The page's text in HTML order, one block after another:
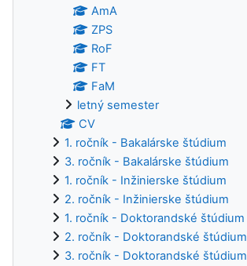
AmA
ZPS
RoF
FT
FaM
letný semester
CV
1. ročník - Bakalárske štúdium
3. ročník - Bakalárske štúdium
1. ročník - Inžinierske štúdium
2. ročník - Inžinierske štúdium
1. ročník - Doktorandské štúdium
2. ročník - Doktorandské štúdium
3. ročník - Doktorandské štúdium